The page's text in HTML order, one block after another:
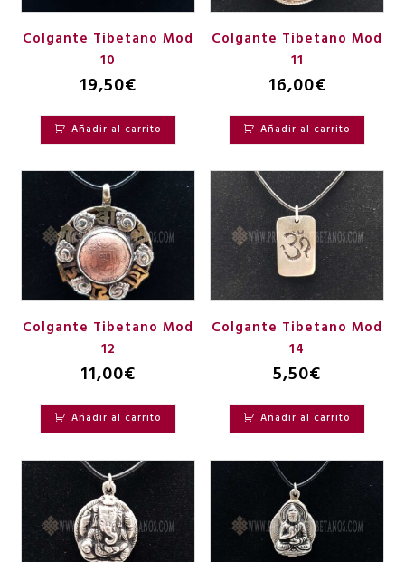
Colgante Tibetano Mod
10
19,50€
Añadir al carrito
Colgante Tibetano Mod
11
16,00€
Añadir al carrito
Colgante Tibetano Mod
12
11,00€
Añadir al carrito
Colgante Tibetano Mod
14
5,50€
Añadir al carrito